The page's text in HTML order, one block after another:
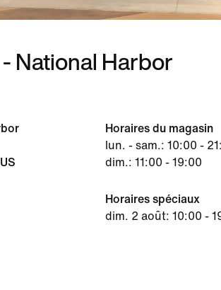
National Harbor
Horaires du magasin
lun. - sam.: 10:00 -
dim.: 11:00 - 19:00
Horaires spéciaux
dim. 2 août: 10:00 -